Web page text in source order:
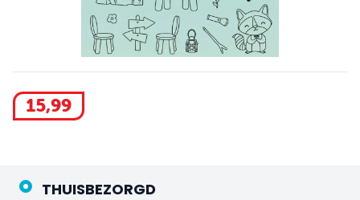
15,99
THUISBEZORGD